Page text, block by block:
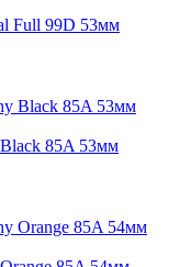
Full 99D 53мм
Black 85A 53мм